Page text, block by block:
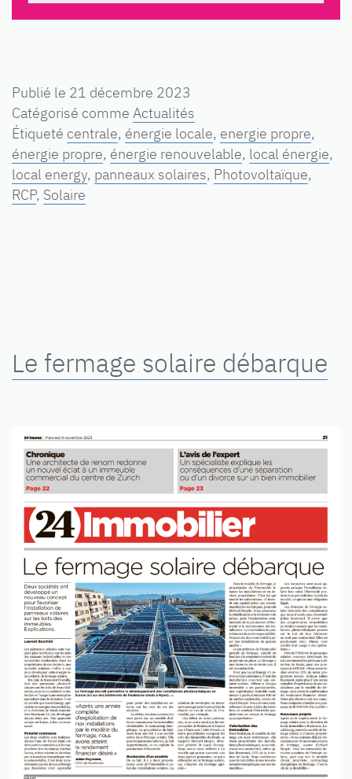
Publié le 21 décembre 2023
Catégorisé comme Actualités
Étiqueté centrale, énergie locale, energie propre,
énergie propre, énergie renouvelable, local énergie,
local energy, panneaux solaires, Photovoltaïque,
RCP, Solaire
Le fermage solaire débarque